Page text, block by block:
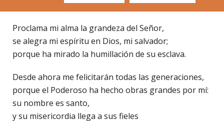
Proclama mi alma la grandeza del Señor,
se alegra mi espíritu en Dios, mi salvador;
porque ha mirado la humillación de su esclava.
Desde ahora me felicitarán todas las generaciones,
porque el Poderoso ha hecho obras grandes por mí:
su nombre es santo,
y su misericordia llega a sus fieles